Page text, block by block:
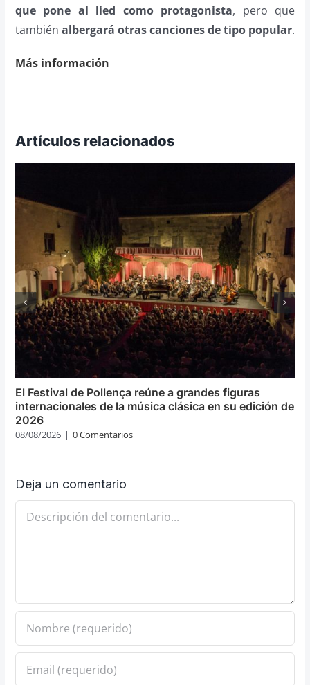
que pone al lied como protagonista, pero que
también albergará otras canciones de tipo popular.
Más información
Artículos relacionados
El Festival de Pollença reúne a grandes figuras
internacionales de la música clásica en su edición de
2026
08/08/2026 | 0 Comentarios
Deja un comentario
Comentario